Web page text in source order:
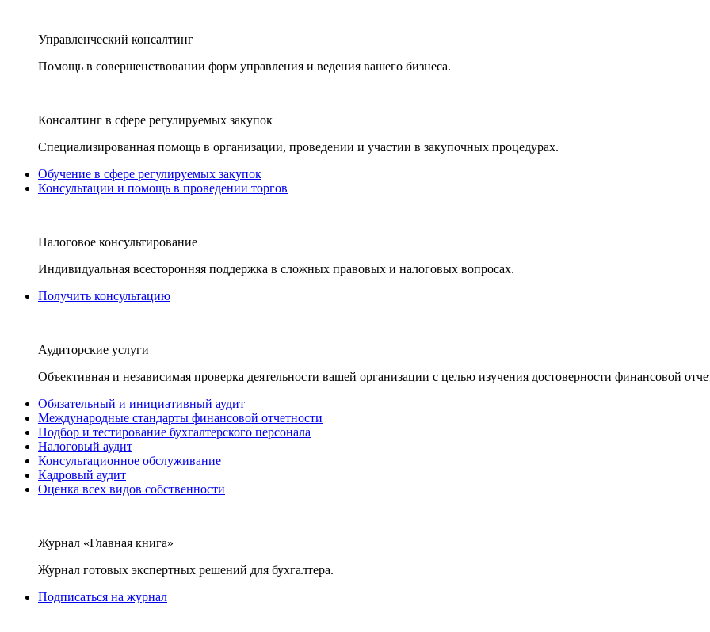
Управленческий консалтинг
Помощь в совершенствовании форм управления и ведения вашего бизнеса.
Консалтинг в сфере регулируемых закупок
Специализированная помощь в организации, проведении и участии в закупочных процедурах.
Обучение в сфере регулируемых закупок
Консультации и помощь в проведении торгов
Налоговое консультирование
Индивидуальная всесторонняя поддержка в сложных правовых и налоговых вопросах.
Получить консультацию
Аудиторские услуги
Объективная и независимая проверка деятельности вашей организации с целью изучения достоверности финансовой
Обязательный и инициативный аудит
Международные стандарты финансовой отчетности
Подбор и тестирование бухгалтерского персонала
Налоговый аудит
Консультационное обслуживание
Кадровый аудит
Оценка всех видов собственности
Журнал «Главная книга»
Журнал готовых экспертных решений для бухгалтера.
Подписаться на журнал